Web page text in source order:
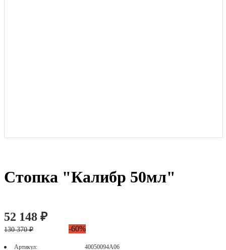
Стопка "Калибр 50мл"
52 148 ₽
130 370 ₽ -60%
Артикул: 40050094А06